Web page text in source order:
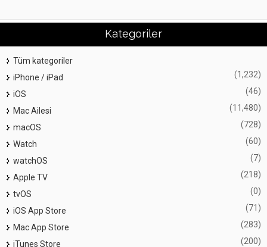
Kategoriler
Tüm kategoriler
iPhone / iPad
(1,232)
iOS (46)
Mac Ailesi (11,480)
macOS (728)
Watch (60)
watchOS (7)
Apple TV (218)
tvOS (0)
iOS App Store (71)
Mac App Store (283)
iTunes Store (200)